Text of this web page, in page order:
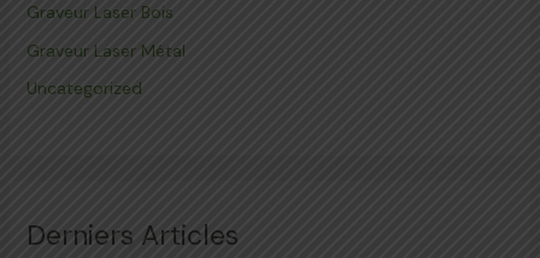
Graveur Laser Bois
Graveur Laser Métal
Uncategorized
Derniers Articles